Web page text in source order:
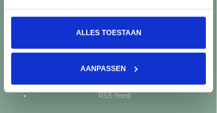
ALLES TOESTAAN
AANPASSEN
Producten
Alle producten
Nieuwe producten
Merken
Tags
RSS-feed